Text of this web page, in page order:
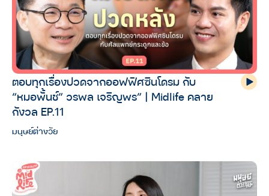
ตอบทุกเรื่องปวดจากออฟฟิศซินโดรม กับ
“หมอพั้นช์” วรพล เจริญพร” | Midlife คลาย
กังวล EP.11
มนุษย์ต่างวัย